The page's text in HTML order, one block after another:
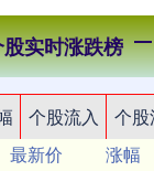
实时涨跌榜
个股流入 个股
最新价 涨幅